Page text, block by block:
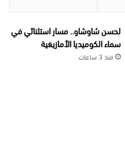
لحسن شاوشاو.. مسار استثنائي في
سماء الكوميديا الأمازيغية
منذ 3 ساعات